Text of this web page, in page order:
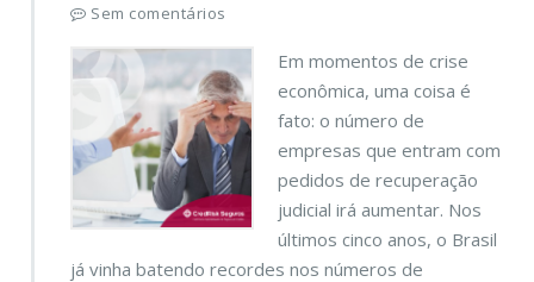
Sem comentários
Em momentos de crise
econômica, uma coisa é
fato: o número de
empresas que entram com
pedidos de recuperação
judicial irá aumentar. Nos
últimos cinco anos, o Brasil
já vinha batendo recordes nos números de